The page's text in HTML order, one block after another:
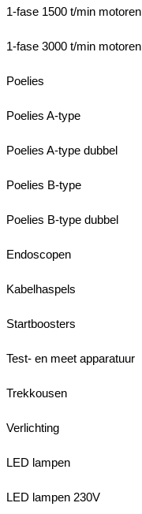
1-fase 1500 t/min motoren
1-fase 3000 t/min motoren
Poelies
Poelies A-type
Poelies A-type dubbel
Poelies B-type
Poelies B-type dubbel
Endoscopen
Kabelhaspels
Startboosters
Test- en meet apparatuur
Trekkousen
Verlichting
LED lampen
LED lampen 230V